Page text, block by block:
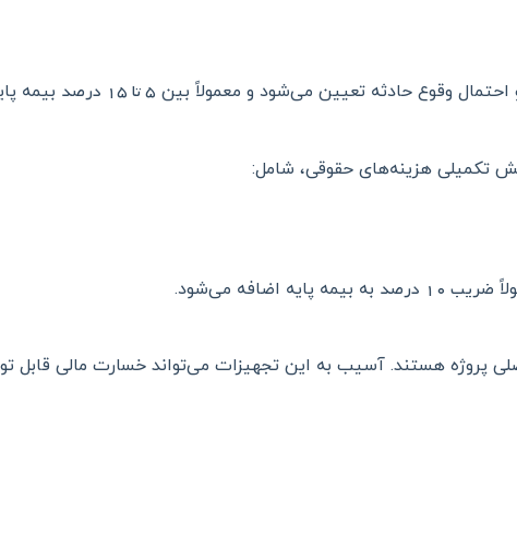
وقوع حادثه تعیین می‌شود و معمولاً بین ۵ تا ۱۵ درصد بیمه
تکمیلی هزینه‌های حقوقی، شامل:
ضریب ۱۰ درصد به بیمه پایه اضافه می‌شود.
پروژه هستند. آسیب به این تجهیزات می‌تواند خسارت مالی